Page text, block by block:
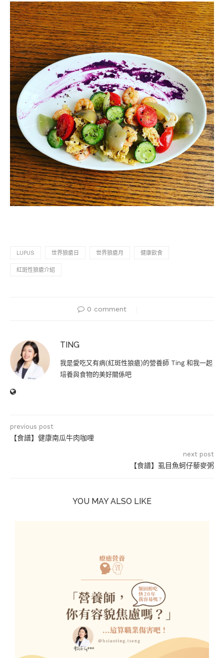
LUPUS 世界狼瘡日 世界狼瘡月 健康飲食
紅斑性狼瘡介紹
0 comment
TING
我是愛吃又有病(紅斑性狼瘡)的營養師 Ting 和我一起
培養與食物的美好關係吧
previous post
【食譜】健康南瓜牛肉咖哩
next post
【食譜】虱目魚蚵仔藜麥粥
YOU MAY ALSO LIKE